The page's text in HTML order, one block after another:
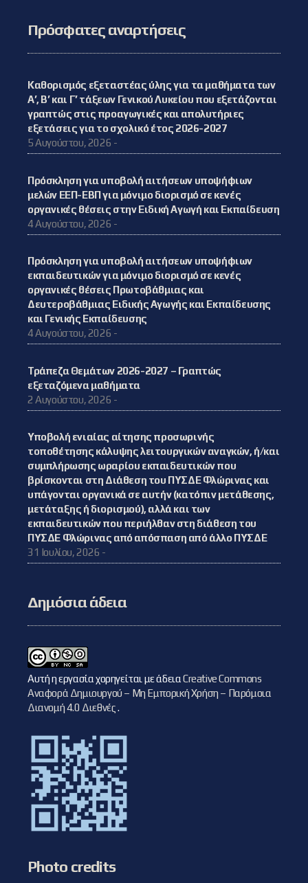
Πρόσφατες αναρτήσεις
Καθορισμός εξεταστέας ύλης για τα μαθήματα των
Α’, Β’ και Γ’ τάξεων Γενικού Λυκείου που εξετάζονται
γραπτώς στις προαγωγικές και απολυτήριες
εξετάσεις για το σχολικό έτος 2026-2027
5 Αυγούστου, 2026 -
Πρόσκληση για υποβολή αιτήσεων υποψήφιων
μελών ΕΕΠ-ΕΒΠ για μόνιμο διορισμό σε κενές
οργανικές θέσεις στην Ειδική Αγωγή και Εκπαίδευση
4 Αυγούστου, 2026 -
Πρόσκληση για υποβολή αιτήσεων υποψήφιων
εκπαιδευτικών για μόνιμο διορισμό σε κενές
οργανικές θέσεις Πρωτοβάθμιας και
Δευτεροβάθμιας Ειδικής Αγωγής και Εκπαίδευσης
και Γενικής Εκπαίδευσης
4 Αυγούστου, 2026 -
Τράπεζα Θεμάτων 2026-2027 – Γραπτώς
εξεταζόμενα μαθήματα
2 Αυγούστου, 2026 -
Υποβολή ενιαίας αίτησης προσωρινής
τοποθέτησης κάλυψης λειτουργικών αναγκών, ή/και
συμπλήρωσης ωραρίου εκπαιδευτικών που
βρίσκονται στη Διάθεση του ΠΥΣΔΕ Φλώρινας και
υπάγονται οργανικά σε αυτήν (κατόπιν μετάθεσης,
μετάταξης ή διορισμού), αλλά και των
εκπαιδευτικών που περιήλθαν στη διάθεση του
ΠΥΣΔΕ Φλώρινας από απόσπαση από άλλο ΠΥΣΔΕ
31 Ιουλίου, 2026 -
Δημόσια άδεια
Αυτή η εργασία χορηγείται με άδειαCreative Commons
Αναφορά Δημιουργού – Μη Εμπορική Χρήση – Παρόμοια
Διανομή 4.0 Διεθνές.
Photo credits